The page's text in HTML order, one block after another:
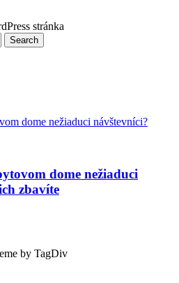
stránka
dome nežiaduci
zbavíte
by TagDiv